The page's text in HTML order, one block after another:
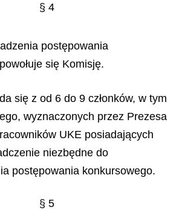
§ 4
postępowania
się Komisję.
się z od 6 do 9 członków, w tym
wyznaczonych przez Prezesa
UKE posiadających
niezbędne do
postępowania konkursowego.
§ 5